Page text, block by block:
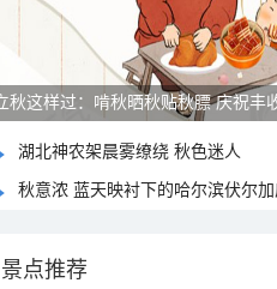
雨后峨眉沟壑尽显 金顶显真容
湖北神农架晨雾缭绕 秋色迷人
秋意浓 蓝天映衬下的哈尔滨伏尔加
景点推荐